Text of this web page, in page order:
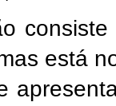
está